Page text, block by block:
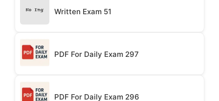
Written Exam 51
PDF For Daily Exam 297
PDF For Daily Exam 296